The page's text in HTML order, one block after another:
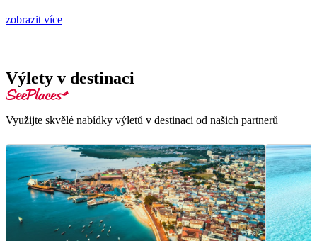
zobrazit více
Výlety v destinaci
Využijte skvělé nabídky výletů v destinaci od našich partnerů